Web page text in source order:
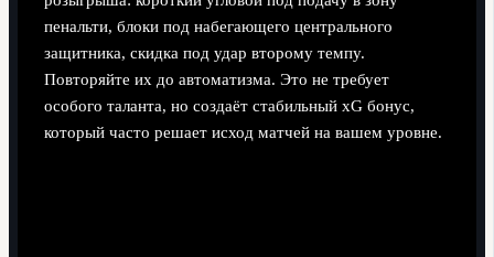
пенальти, блоки под набегающего центрального
защитника, скидка под удар второму темпу.
Повторяйте их до автоматизма. Это не требует
особого таланта, но создаёт стабильный xG бонус,
который часто решает исход матчей на вашем уровне.